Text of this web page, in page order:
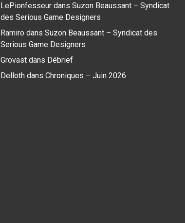
LePionfesseur dans Suzon Beaussant – Syndicat
des Serious Game Designers
Ramiro dans Suzon Beaussant – Syndicat des
Serious Game Designers
Grovast dans Débrief
Delloth dans Chroniques – Juin 2026